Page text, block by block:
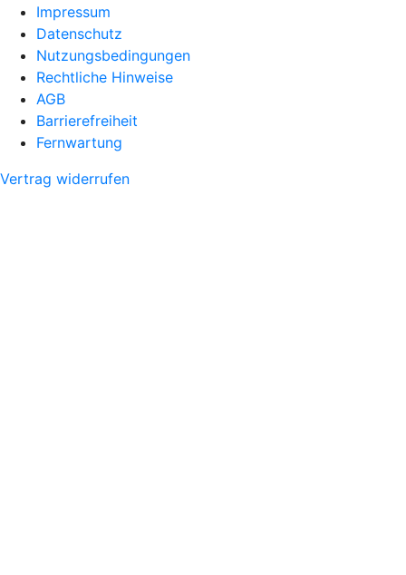
Impressum
Datenschutz
Nutzungsbedingungen
Rechtliche Hinweise
AGB
Barrierefreiheit
Fernwartung
Vertrag widerrufen